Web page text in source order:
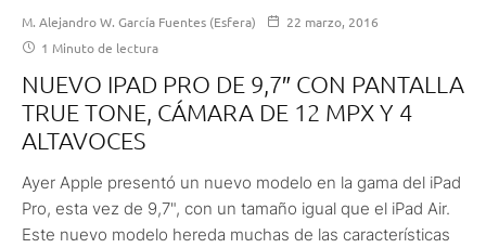
M. Alejandro W. García Fuentes (Esfera)
22 marzo, 2016
1 Minuto de lectura
NUEVO IPAD PRO DE 9,7″ CON PANTALLA
TRUE TONE, CÁMARA DE 12 MPX Y 4
ALTAVOCES
Ayer Apple presentó un nuevo modelo en la gama del iPad
Pro, esta vez de 9,7", con un tamaño igual que el iPad Air.
Este nuevo modelo hereda muchas de las características